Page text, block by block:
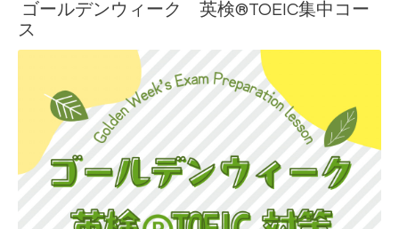
ゴールデンウィーク 英検®️TOEIC集中コー
ス